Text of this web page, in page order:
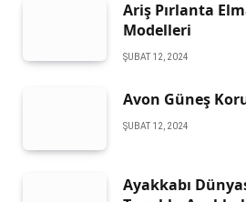
Ariş Pırlanta
Modelleri
ŞUBAT 12, 2024
Avon Güneş
ŞUBAT 12, 2024
Ayakkabı